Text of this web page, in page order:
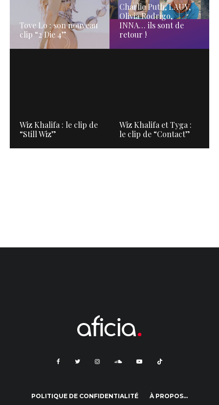
Tove Lo : son nouveau
clip “2 Die 4”
Charlie Puth, LAUV,
Olivia Rodrigo,
INNA… ils sont de
retour !
Wiz Khalifa : le clip de
“Still Wiz”
Wiz Khalifa et Tyga :
le clip de “Contact”
POLITIQUE DE CONFIDENTIALITÉ À PROPOS…